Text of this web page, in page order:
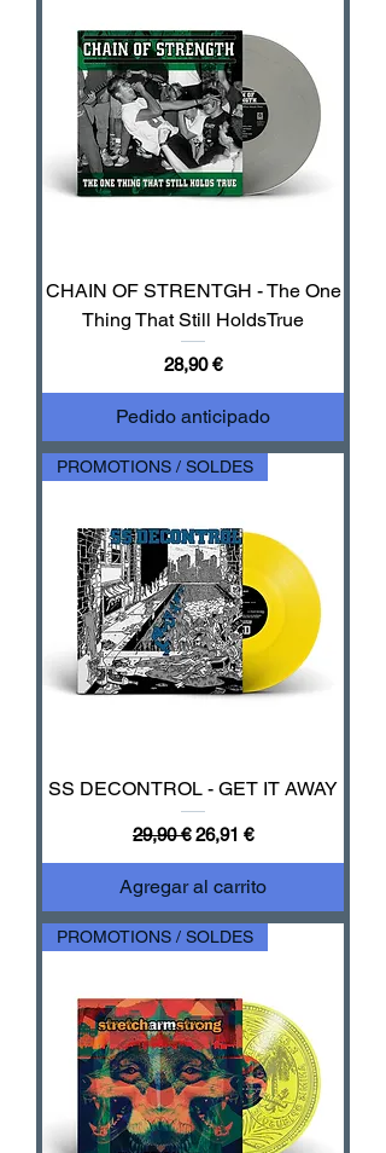
CHAIN OF STRENTGH - The One
Thing That Still HoldsTrue
Precio
28,90 €
Pedido anticipado
PROMOTIONS / SOLDES
SS DECONTROL - GET IT AWAY
Precio
29,90 € Precio de oferta
26,91 €
Agregar al carrito
PROMOTIONS / SOLDES